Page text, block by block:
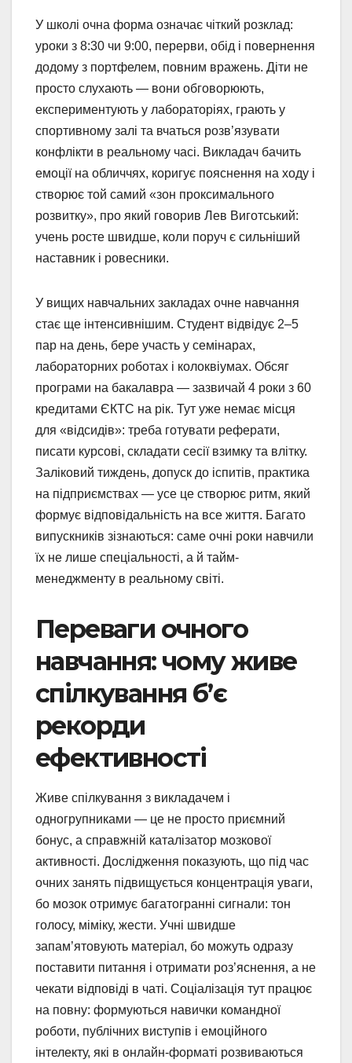
У школі очна форма означає чіткий розклад:
уроки з 8:30 чи 9:00, перерви, обід і повернення
додому з портфелем, повним вражень. Діти не
просто слухають — вони обговорюють,
експериментують у лабораторіях, грають у
спортивному залі та вчаться розв’язувати
конфлікти в реальному часі. Викладач бачить
емоції на обличчях, коригує пояснення на ходу і
створює той самий «зон проксимального
розвитку», про який говорив Лев Виготський:
учень росте швидше, коли поруч є сильніший
наставник і ровесники.
У вищих навчальних закладах очне навчання
стає ще інтенсивнішим. Студент відвідує 2–5
пар на день, бере участь у семінарах,
лабораторних роботах і колоквіумах. Обсяг
програми на бакалавра — зазвичай 4 роки з 60
кредитами ЄКТС на рік. Тут уже немає місця
для «відсидів»: треба готувати реферати,
писати курсові, складати сесії взимку та влітку.
Заліковий тиждень, допуск до іспитів, практика
на підприємствах — усе це створює ритм, який
формує відповідальність на все життя. Багато
випускників зізнаються: саме очні роки навчили
їх не лише спеціальності, а й тайм-
менеджменту в реальному світі.
Переваги очного
навчання: чому живе
спілкування б’є
рекорди
ефективності
Живе спілкування з викладачем і
одногрупниками — це не просто приємний
бонус, а справжній каталізатор мозкової
активності. Дослідження показують, що під час
очних занять підвищується концентрація уваги,
бо мозок отримує багатогранні сигнали: тон
голосу, міміку, жести. Учні швидше
запам’ятовують матеріал, бо можуть одразу
поставити питання і отримати роз’яснення, а не
чекати відповіді в чаті. Соціалізація тут працює
на повну: формуються навички командної
роботи, публічних виступів і емоційного
інтелекту, які в онлайн-форматі розвиваються